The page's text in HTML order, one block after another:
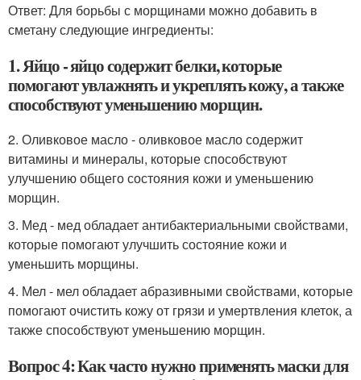
Ответ: Для борьбы с морщинами можно добавить в
сметану следующие ингредиенты:
1. Яйцо - яйцо содержит белки, которые
помогают увлажнять и укреплять кожу, а также
способствуют уменьшению морщин.
2. Оливковое масло - оливковое масло содержит
витамины и минералы, которые способствуют
улучшению общего состояния кожи и уменьшению
морщин.
3. Мед - мед обладает антибактериальными свойствами,
которые помогают улучшить состояние кожи и
уменьшить морщины.
4. Мел - мел обладает абразивными свойствами, которые
помогают очистить кожу от грязи и умертвления клеток, а
также способствуют уменьшению морщин.
Вопрос 4: Как часто нужно применять маски для